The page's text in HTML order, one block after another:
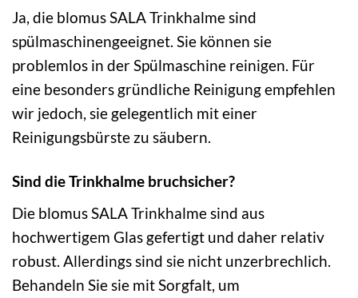
Ja, die blomus SALA Trinkhalme sind
spülmaschinengeeignet. Sie können sie
problemlos in der Spülmaschine reinigen. Für
eine besonders gründliche Reinigung empfehlen
wir jedoch, sie gelegentlich mit einer
Reinigungsbürste zu säubern.
Sind die Trinkhalme bruchsicher?
Die blomus SALA Trinkhalme sind aus
hochwertigem Glas gefertigt und daher relativ
robust. Allerdings sind sie nicht unzerbrechlich.
Behandeln Sie sie mit Sorgfalt, um